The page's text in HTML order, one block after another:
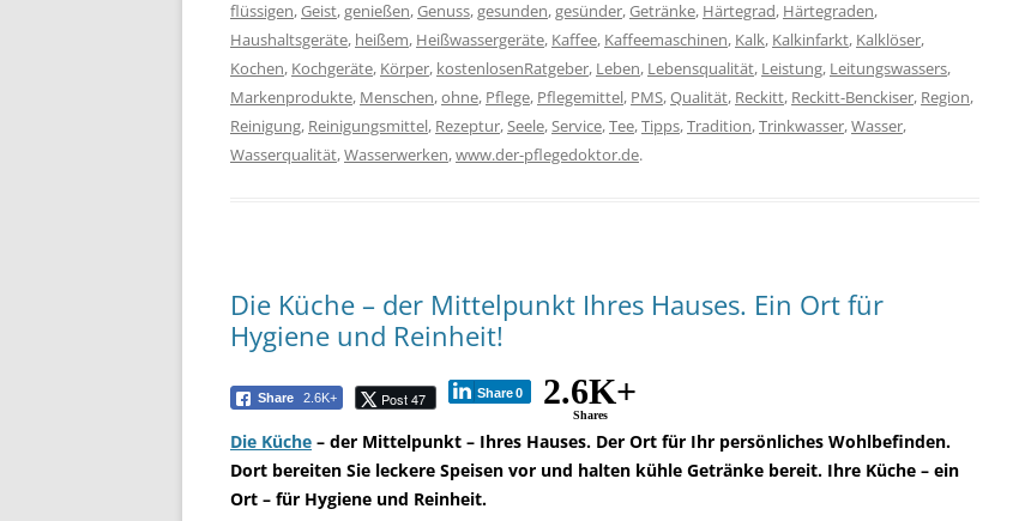
flüssigen,Geist,genießen,Genuss,gesunden,gesünder,Getränke, Härtegrad, Härtegraden,
Haushaltsgeräte, heißem, Heißwassergeräte, Kaffee, Kaffeemaschinen, Kalk, Kalkinfarkt, Kalklöser,
Kochen, Kochgeräte, Körper, kostenlosenRatgeber, Leben, Lebensqualität, Leistung, Leitungswassers,
Markenprodukte, Menschen,ohne, Pflege, Pflegemittel, PMS,Qualität, Reckitt, Reckitt-Benckiser, Region,
Reinigung, Reinigungsmittel, Rezeptur,Seele,Service,Tee,Tipps,Tradition,Trinkwasser,Wasser,
Wasserqualität,Wasserwerken,www.der-pflegedoktor.de.
Die Küche – der Mittelpunkt Ihres Hauses. Ein Ort für
Hygiene und Reinheit!
Share 2.6K+ Post 47 Share0 2.6K+
Shares
Die Küche – der Mittelpunkt – Ihres Hauses. Der Ort für Ihr persönliches Wohlbefinden.
Dort bereiten Sie leckere Speisen vor und halten kühle Getränke bereit. Ihre Küche – ein
Ort – für Hygiene und Reinheit.